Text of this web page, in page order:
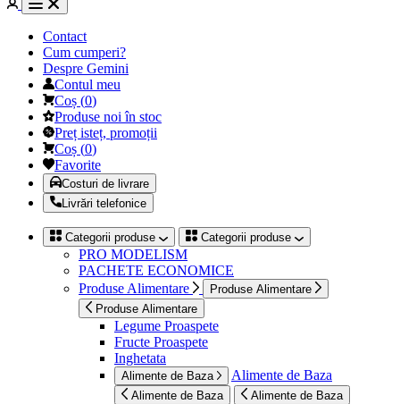
Contact
Cum cumperi?
Despre Gemini
Contul meu
Coș (0)
Produse noi în stoc
Preț isteț, promoții
Coș (0)
Favorite
Costuri de livrare
Livrări telefonice
Categorii produse Categorii produse
PRO MODELISM
PACHETE ECONOMICE
Produse Alimentare
Produse Alimentare
Produse Alimentare
Legume Proaspete
Fructe Proaspete
Inghetata
Alimente de Baza Alimente de Baza
Alimente de Baza Alimente de Baza